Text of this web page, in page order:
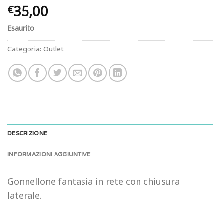
€35,00
Esaurito
Categoria: Outlet
DESCRIZIONE
INFORMAZIONI AGGIUNTIVE
Gonnellone fantasia in rete con chiusura
laterale.